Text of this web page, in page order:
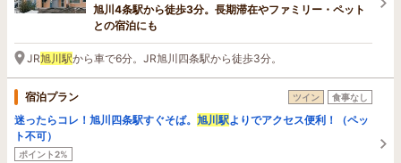
旭川4条駅から徒歩3分。長期滞在やファミリー・ペット
との宿泊にも
JR旭川駅から車で6分。JR旭川四条駅から徒歩3分。
宿泊プラン ツイン 食事なし
迷ったらコレ！旭川四条駅すぐそば。 旭川駅よりでアクセス便利！（ペッ
ト不可）
ポイント2%